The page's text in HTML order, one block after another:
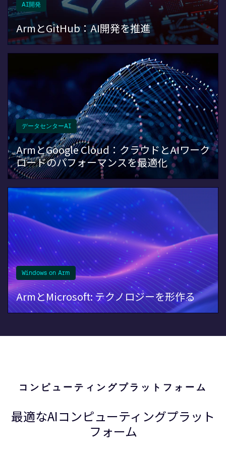
AI開発
ArmとGitHub：AI開発を推進
データセンターAI
ArmとGoogle Cloud：クラウドとAIワーク
ロードのパフォーマンスを最適化
Windows on Arm
ArmとMicrosoft: テクノロジーを形作る
コンピューティングプラットフォーム
最適なAIコンピューティングプラット
フォーム